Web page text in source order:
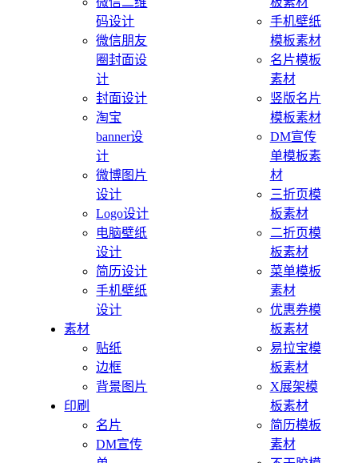
码设计
微信朋友
圈封面设
计
封面设计
淘宝
banner设
计
微博图片
设计
Logo设计
电脑壁纸
设计
简历设计
手机壁纸
设计
素材
贴纸
边框
背景图片
印刷
名片
DM宣传
手机壁纸
模板素材
名片模板
素材
竖版名片
模板素材
DM宣传
单模板素
材
三折页模
板素材
二折页模
板素材
菜单模板
素材
优惠券模
板素材
易拉宝模
板素材
X展架模
板素材
简历模板
素材